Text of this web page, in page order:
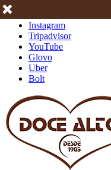
Instagram
Tripadvisor
YouTube
Glovo
Uber
Bolt